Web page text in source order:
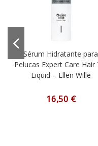
Sérum Hidratante para
Pelucas Expert Care Hair
Liquid – Ellen Wille
16,50 €